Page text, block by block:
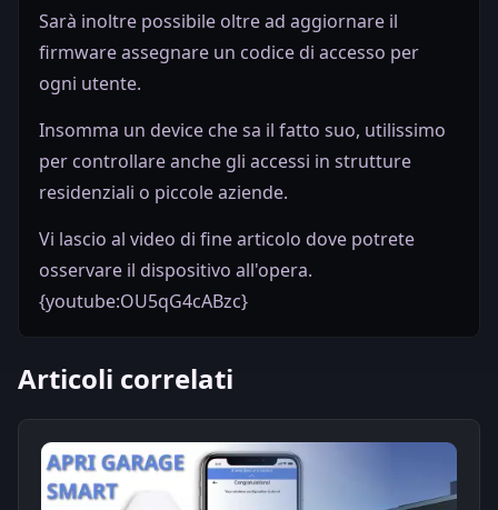
Sarà inoltre possibile oltre ad aggiornare il
firmware assegnare un codice di accesso per
ogni utente.
Insomma un device che sa il fatto suo, utilissimo
per controllare anche gli accessi in strutture
residenziali o piccole aziende.
Vi lascio al video di fine articolo dove potrete
osservare il dispositivo all'opera.
{youtube:OU5qG4cABzc}
Articoli correlati